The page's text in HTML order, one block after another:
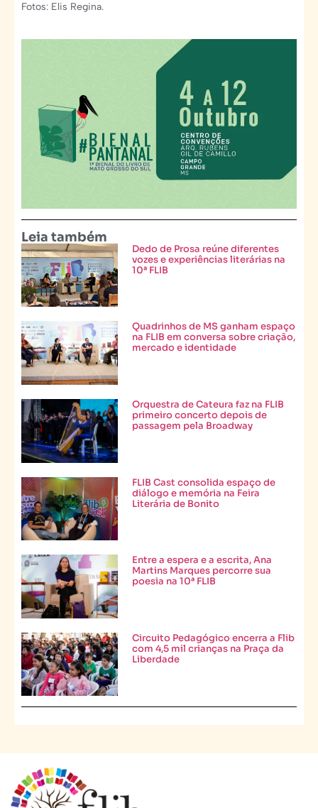
Fotos: Elis Regina.
Leia também
Dedo de Prosa reúne diferentes
vozes e experiências literárias na
10ª FLIB
Quadrinhos de MS ganham espaço
na FLIB em conversa sobre criação,
mercado e identidade
Orquestra de Cateura faz na FLIB
primeiro concerto depois de
passagem pela Broadway
FLIB Cast consolida espaço de
diálogo e memória na Feira
Literária de Bonito
Entre a espera e a escrita, Ana
Martins Marques percorre sua
poesia na 10ª FLIB
Circuito Pedagógico encerra a Flib
com 4,5 mil crianças na Praça da
Liberdade